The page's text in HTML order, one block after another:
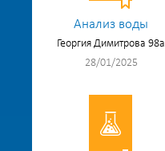
Анализ воды
Георгия Димитрова 98а
28/01/2025